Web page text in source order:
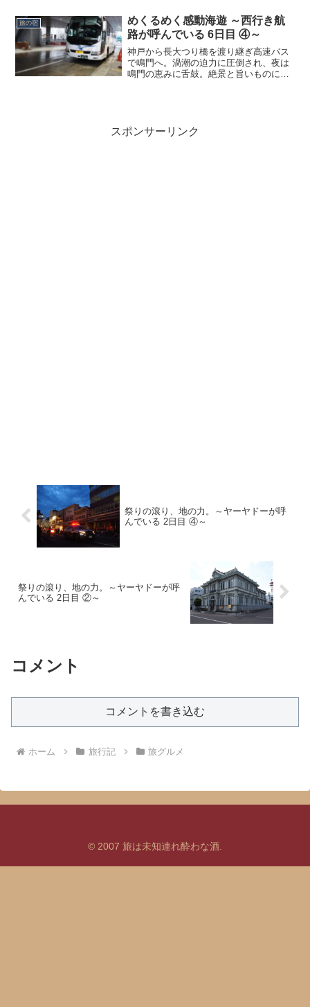
旅の宿
めくるめく感動海遊 ～西行き航
路が呼んでいる 6日目 ④～
神戸から長大つり橋を渡り継ぎ高速バス
で鳴門へ。渦潮の迫力に圧倒され、夜は
鳴門の恵みに舌鼓。絶景と旨いものに満
スポンサーリンク
祭りの滾り、地の力。～ヤーヤドーが呼
んでいる 2日目 ④～
祭りの滾り、地の力。～ヤーヤドーが呼
んでいる 2日目 ②～
コメント
コメントを書き込む
ホーム 旅行記 旅グルメ
© 2007 旅は未知連れ酔わな酒.